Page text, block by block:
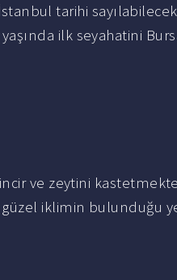
tarihi sayılabilecek
ilk seyahatini
ve zeytini
iklimin bulunduğu